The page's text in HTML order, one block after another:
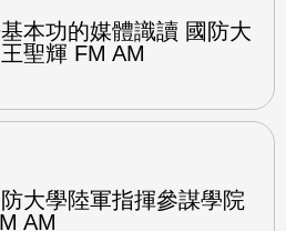
本功的媒體識讀 國防大
聖輝 FM AM
大學陸軍指揮參謀學院
AM